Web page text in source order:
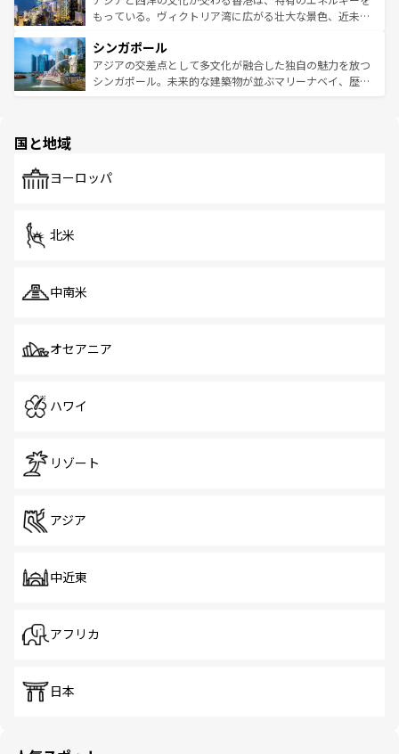
が旅行者を迎えてくれるので、きっと忘れられない旅にな
参照してほしい。
いビーチでリゾート気分を楽しむことができる。タイ料理
激する。気候は一年中温暖で、どの季節にも異なる楽しみ
が待っている。親しみやすいタイの人々、仏教を中心とし
た文化、そして多様な観光資源が、訪れる旅人を魅了し続
もっている。ヴィクトリア湾に広がる壮大な景色、近未来
み、どこを訪れても感動するはず。観光スポットが密集し
ており、効率よく見どころを回れるのも魅力。息をのむよ
うな絶景から文化的な体験まで、香港を存分に楽しみ尽く
シンガポール
アジアの交差点として多文化が融合した独自の魅力を放つ
シンガポール。未来的な建築物が並ぶマリーナベイ、歴史
で、ホーカーズは地元の風情を楽しめる外せないスポット
国と地域
ヨーロッパ
北米
中南米
オセアニア
ハワイ
リゾート
アジア
中近東
アフリカ
日本